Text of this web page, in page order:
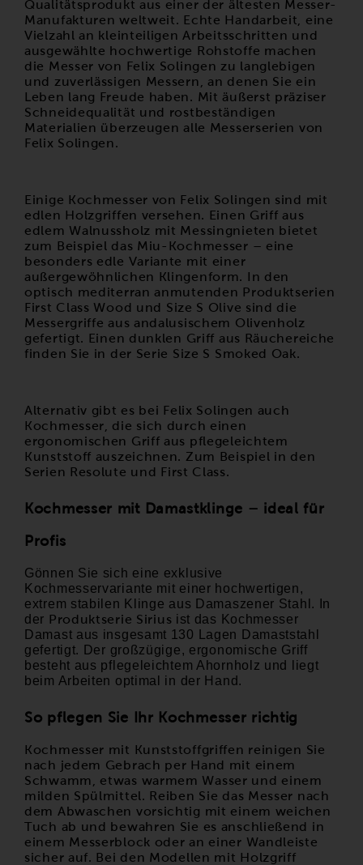
Qualitätsprodukt aus einer der ältesten Messer-
Manufakturen weltweit. Echte Handarbeit, eine
Vielzahl an kleinteiligen Arbeitsschritten und
ausgewählte hochwertige Rohstoffe machen
die Messer von Felix Solingen zu langlebigen
und zuverlässigen Messern, an denen Sie ein
Leben lang Freude haben. Mit äußerst präziser
Schneidequalität und rostbeständigen
Materialien überzeugen alle Messerserien von
Felix Solingen.
Einige Kochmesser von Felix Solingen sind mit
edlen Holzgriffen versehen. Einen Griff aus
edlem Walnussholz mit Messingnieten bietet
zum Beispiel das Miu-Kochmesser – eine
besonders edle Variante mit einer
außergewöhnlichen Klingenform. In den
optisch mediterran anmutenden Produktserien
First Class Wood und Size S Olive sind die
Messergriffe aus andalusischem Olivenholz
gefertigt. Einen dunklen Griff aus Räuchereiche
finden Sie in der Serie Size S Smoked Oak.
Alternativ gibt es bei Felix Solingen auch
Kochmesser, die sich durch einen
ergonomischen Griff aus pflegeleichtem
Kunststoff auszeichnen. Zum Beispiel in den
Serien Resolute und First Class.
Kochmesser mit Damastklinge – ideal für
Profis
Gönnen Sie sich eine exklusive
Kochmesservariante mit einer hochwertigen,
extrem stabilen Klinge aus Damaszener Stahl. In
der Produktserie Sirius ist das Kochmesser
Damast aus insgesamt 130 Lagen Damaststahl
gefertigt. Der großzügige, ergonomische Griff
besteht aus pflegeleichtem Ahornholz und liegt
beim Arbeiten optimal in der Hand.
So pflegen Sie Ihr Kochmesser richtig
Kochmesser mit Kunststoffgriffen reinigen Sie
nach jedem Gebrach per Hand mit einem
Schwamm, etwas warmem Wasser und einem
milden Spülmittel. Reiben Sie das Messer nach
dem Abwaschen vorsichtig mit einem weichen
Tuch ab und bewahren Sie es anschließend in
einem Messerblock oder an einer Wandleiste
sicher auf. Bei den Modellen mit Holzgriff